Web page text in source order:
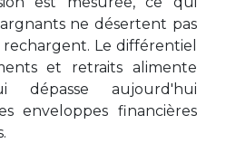
ne désertent pas
rechargent. Le différentiel
et retraits alimente
dépasse aujourd'hui
enveloppes financières